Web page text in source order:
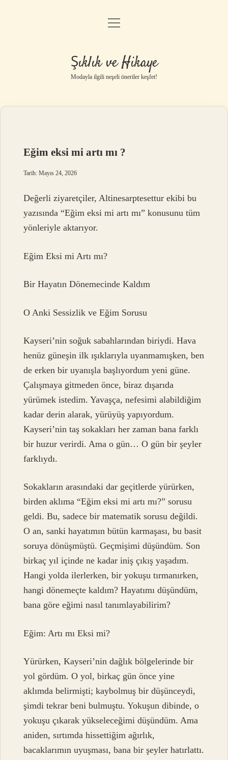
Gizlilik Politikası
Yasal Uyarı
menüyü
Şıklık ve Hikaye
Modayla ilgili neşeli öneriler keşfet!
Eğim eksi mi artı mı ?
Tarih: Mayıs 24, 2026
Değerli ziyaretçiler, Altinesarptesettur ekibi bu
yazısında “Eğim eksi mi artı mı” konusunu tüm
yönleriyle aktarıyor.
Eğim Eksi mi Artı mı?
Bir Hayatın Dönemecinde Kaldım
O Anki Sessizlik ve Eğim Sorusu
Kayseri’nin soğuk sabahlarından biriydi. Hava
henüz güneşin ilk ışıklarıyla uyanmamışken, ben
de erken bir uyanışla başlıyordum yeni güne.
Çalışmaya gitmeden önce, biraz dışarıda
yürümek istedim. Yavaşça, nefesimi alabildiğim
kadar derin alarak, yürüyüş yapıyordum.
Kayseri’nin taş sokakları her zaman bana farklı
bir huzur verirdi. Ama o gün… O gün bir şeyler
farklıydı.
Sokakların arasındaki dar geçitlerde yürürken,
birden aklıma “Eğim eksi mi artı mı?” sorusu
geldi. Bu, sadece bir matematik sorusu değildi.
O an, sanki hayatımın bütün karmaşası, bu basit
soruya dönüşmüştü. Geçmişimi düşündüm. Son
birkaç yıl içinde ne kadar iniş çıkış yaşadım.
Hangi yolda ilerlerken, bir yokuşu tırmanırken,
hangi dönemeçte kaldım? Hayatımı düşündüm,
bana göre eğimi nasıl tanımlayabilirim?
Eğim: Artı mı Eksi mi?
Yürürken, Kayseri’nin dağlık bölgelerinde bir
yol gördüm. O yol, birkaç gün önce yine
aklımda belirmişti; kaybolmuş bir düşünceydi,
şimdi tekrar beni bulmuştu. Yokuşun dibinde, o
yokuşu çıkarak yükseleceğimi düşündüm. Ama
aniden, sırtımda hissettiğim ağırlık,
bacaklarımın uyuşması, bana bir şeyler hatırlattı.